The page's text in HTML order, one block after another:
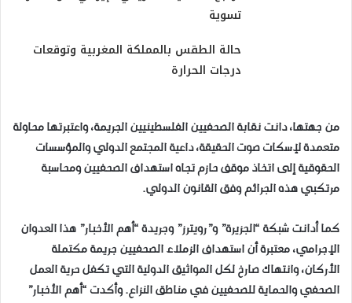
تسوية
حالة الطقس بالمملكة المغربية وتوقعات
درجات الحرارة
من جهتها، دانت نقابة الصحفيين الفلسطينيين الجريمة، واعتبرتها محاولة
متعمدة لإسكات صوت الحقيقة، داعية المجتمع الدولي والمؤسسات
الحقوقية إلى اتخاذ موقف حازم تجاه استهداف الصحفيين ومحاسبة
مرتكبي هذه الجرائم وفق القانون الدولي.
كما أدانت شبكة “الجزيرة” و”رويترز” وجريدة “أهم الأخبار” هذا العدوان
الإجرامي، معتبرة أن استهداف الزملاء الصحفيين جريمة مكتملة
الأركان، وانتهاك صارخ لكل المواثيق الدولية التي تكفل حرية العمل
الصحفي والحماية للصحفيين في مناطق النزاع. وأكدت “أهم الأخبار”